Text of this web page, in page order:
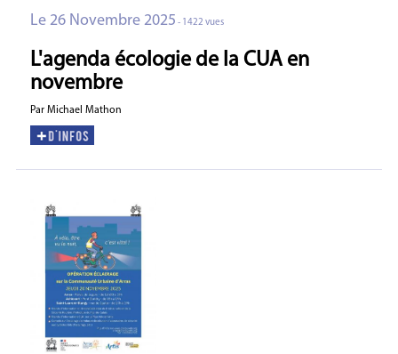
Le 26 Novembre 2025 - 1422 vues
L'agenda écologie de la CUA en
novembre
Par Michael Mathon